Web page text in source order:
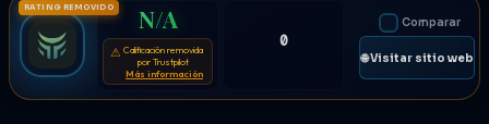
RATING REMOVIDO N/A
⚠ Calificación removida
por Trustpilot
Más información
0
Comparar
🌐 Visitar sitio web